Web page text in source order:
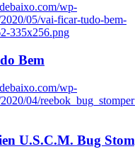
wp-
05/vai-ficar-tudo-bem-
335x256.png
Bem
wp-
04/
U.S.C.M. Bug